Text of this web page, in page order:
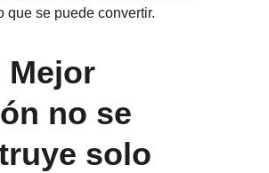
que se puede convertir.
Mejor
no se
solo